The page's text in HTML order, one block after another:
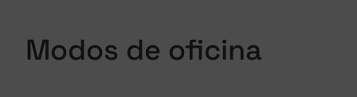
Modos de oficina